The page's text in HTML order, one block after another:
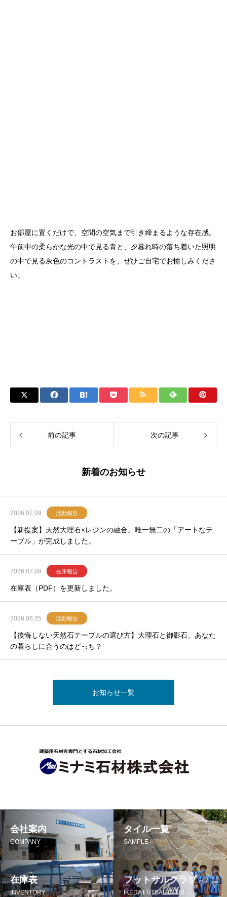
お部屋に置くだけで、空間の空気まで引き締まるような存在感。
午前中の柔らかな光の中で見る青と、夕暮れ時の落ち着いた照明
の中で見る灰色のコントラストを、ぜひご自宅でお愉しみくださ
い。
前の記事 次の記事
新着のお知らせ
2026.07.09 活動報告
【新提案】天然大理石×レジンの融合。唯一無二の「アートなテ
ーブル」が完成しました。
2026.07.09 在庫報告
在庫表（PDF）を更新しました。
2026.06.25 活動報告
【後悔しない天然石テーブルの選び方】大理石と御影石、あなた
の暮らしに合うのはどっち？
お知らせ一覧
会社案内
COMPANY
タイル一覧
SAMPLE
在庫表
INVENTORY
フットサルクラブ
IKEDA FUTSAL CLUB